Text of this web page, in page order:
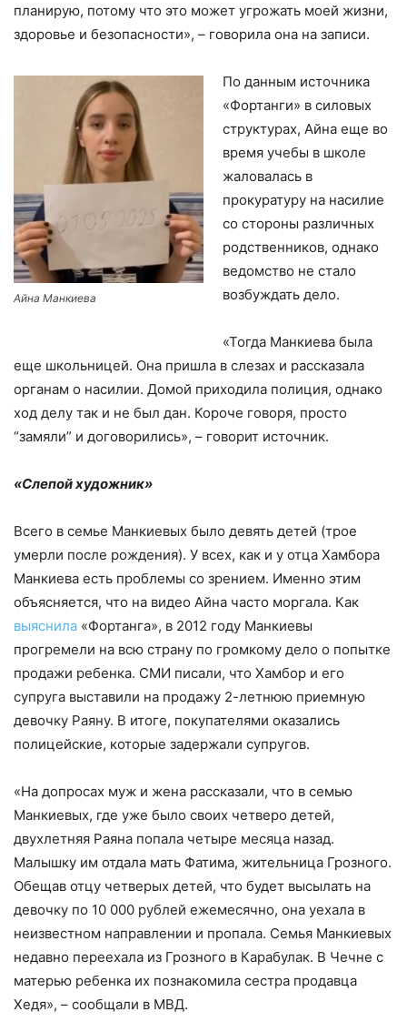
планирую, потому что это может угрожать моей жизни,
здоровье и безопасности», – говорила она на записи.
Айна Манкиева
По данным источника
«Фортанги» в силовых
структурах, Айна еще во
время учебы в школе
жаловалась в
прокуратуру на насилие
со стороны различных
родственников, однако
ведомство не стало
возбуждать дело.
«Тогда Манкиева была
еще школьницей. Она пришла в слезах и рассказала
органам о насилии. Домой приходила полиция, однако
ход делу так и не был дан. Короче говоря, просто
“замяли” и договорились», – говорит источник.
«Слепой художник»
Всего в семье Манкиевых было девять детей (трое
умерли после рождения). У всех, как и у отца Хамбора
Манкиева есть проблемы со зрением. Именно этим
объясняется, что на видео Айна часто моргала. Как
выяснила «Фортанга», в 2012 году Манкиевы
прогремели на всю страну по громкому дело о попытке
продажи ребенка. СМИ писали, что Хамбор и его
супруга выставили на продажу 2-летнюю приемную
девочку Раяну. В итоге, покупателями оказались
полицейские, которые задержали супругов.
«На допросах муж и жена рассказали, что в семью
Манкиевых, где уже было своих четверо детей,
двухлетняя Раяна попала четыре месяца назад.
Малышку им отдала мать Фатима, жительница Грозного.
Обещав отцу четверых детей, что будет высылать на
девочку по 10 000 рублей ежемесячно, она уехала в
неизвестном направлении и пропала. Семья Манкиевых
недавно переехала из Грозного в Карабулак. В Чечне с
матерью ребенка их познакомила сестра продавца
Хедя», – сообщали в МВД.